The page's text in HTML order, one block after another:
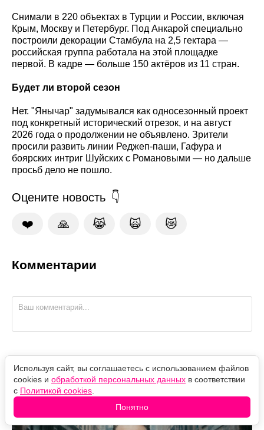
Снимали в 220 объектах в Турции и России, включая
Крым, Москву и Петербург. Под Анкарой специально
построили декорации Стамбула на 2,5 гектара —
российская группа работала на этой площадке
первой. В кадре — больше 150 актёров из 11 стран.
Будет ли второй сезон
Нет. "Янычар" задумывался как односезонный проект
под конкретный исторический отрезок, и на август
2026 года о продолжении не объявлено. Зрители
просили развить линии Реджеп-паши, Гафура и
боярских интриг Шуйских с Романовыми — но дальше
просьб дело не пошло.
Оцените новость
❤️ 🙏 😹 🙀 😿
Комментарии
"Костёр тщеславия" так и не загорится: стриминг
закрыл проект режиссёра "Бэтмена"
Используя сайт, вы соглашаетесь с использованием файлов
cookies и обработкой персональных данных в соответствии
с Политикой cookies
Понятно